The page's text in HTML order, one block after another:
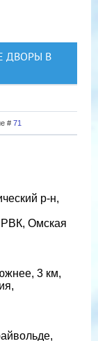
ДВОРЫ В
# 71
р-н,
РВК, Омская
3 км,